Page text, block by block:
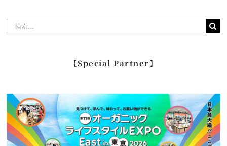
【Special Partner】